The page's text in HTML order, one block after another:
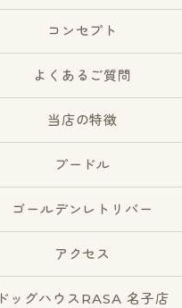
コンセプト
よくあるご質問
当店の特徴
プードル
ゴールデンレトリバー
アクセス
ドッグハウスRASA 名子店